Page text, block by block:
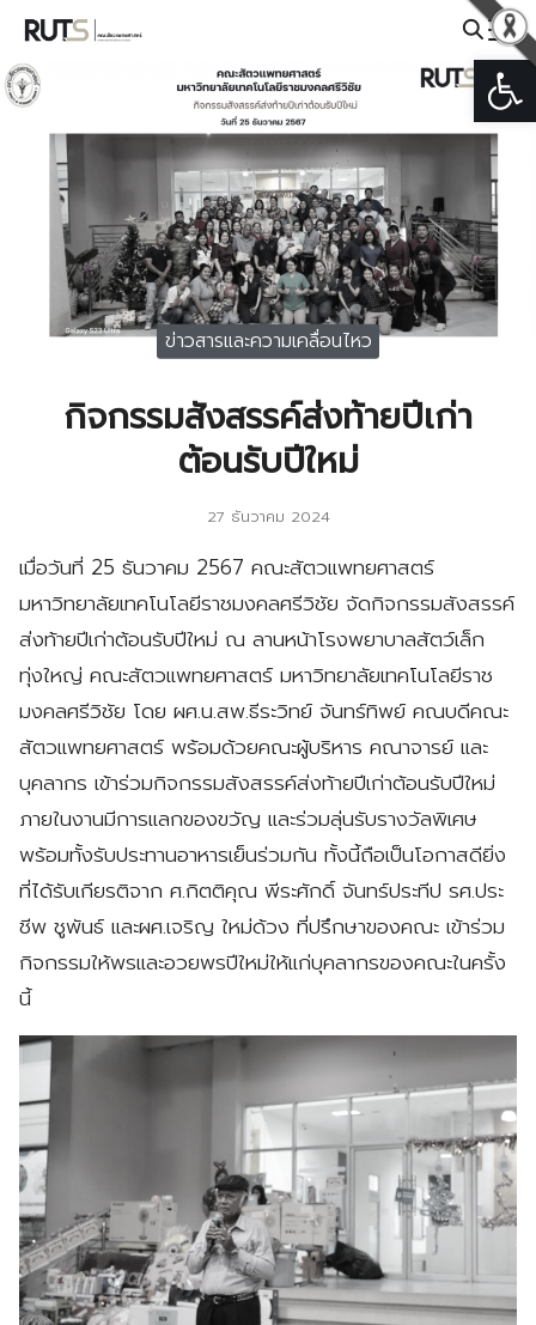
Skip
content
Search
for:
ข่าวสารและความเคลื่อนไหว
กิจกรรมสังสรรค์ส่งท้ายปีเก่า
ต้อนรับปีใหม่
27 ธันวาคม 2024
เมื่อวันที่ 25 ธันวาคม 2567 คณะสัตวแพทยศาสตร์
มหาวิทยาลัยเทคโนโลยีราชมงคลศรีวิชัย จัดกิจกรรมสังสรรค์
ส่งท้ายปีเก่าต้อนรับปีใหม่ ณ ลานหน้าโรงพยาบาลสัตว์เล็ก
ทุ่งใหญ่ คณะสัตวแพทยศาสตร์ มหาวิทยาลัยเทคโนโลยีราช
มงคลศรีวิชัย โดย ผศ.น.สพ.ธีระวิทย์ จันทร์ทิพย์ คณบดีคณะ
สัตวแพทยศาสตร์ พร้อมด้วยคณะผู้บริหาร คณาจารย์ และ
บุคลากร เข้าร่วมกิจกรรมสังสรรค์ส่งท้ายปีเก่าต้อนรับปีใหม่
ภายในงานมีการแลกของขวัญ และร่วมลุ่นรับรางวัลพิเศษ
พร้อมทั้งรับประทานอาหารเย็นร่วมกัน ทั้งนี้ถือเป็นโอกาสดียิ่ง
ที่ได้รับเกียรติจาก ศ.กิตติคุณ พีระศักดิ์ จันทร์ประทีป รศ.ประ
ชีพ ชูพันธ์ และผศ.เจริญ ใหม่ด้วง ที่ปรึกษาของคณะ เข้าร่วม
กิจกรรมให้พรและอวยพรปีใหม่ให้แก่บุคลากรของคณะในครั้ง
นี้